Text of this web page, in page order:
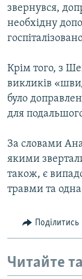
звернувся,
необхідну
Крім того, з
викликів
було
для
За словами
якими
також, є
травми та
Поділитись
Читайте